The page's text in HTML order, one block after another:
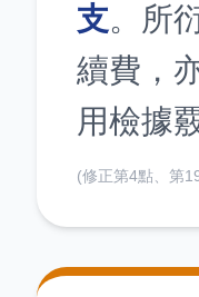
支。所
續費，
用檢據
(修正第4點、第